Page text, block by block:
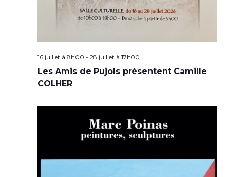
16 juillet à 8h00 - 28 juillet à 17h00
Les Amis de Pujols présentent Camille
COLHER